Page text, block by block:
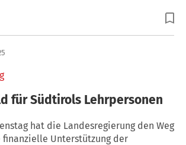
für Südtirols Lehrpersonen
hat die Landesregierung den Weg
Unterstützung der